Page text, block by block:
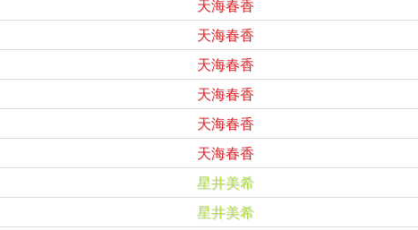
天海春香
天海春香
天海春香
天海春香
天海春香
天海春香
星井美希
星井美希